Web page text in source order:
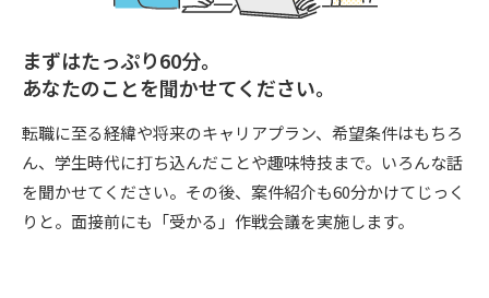
まずはたっぷり60分。
あなたのことを聞かせてください。
転職に至る経緯や将来のキャリアプラン、希望条件はもちろ
ん、学生時代に打ち込んだことや趣味特技まで。いろんな話
を聞かせてください。その後、案件紹介も60分かけてじっく
りと。面接前にも「受かる」作戦会議を実施します。